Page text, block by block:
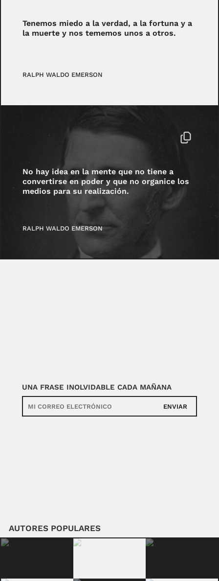
Tenemos miedo a la verdad, a la fortuna y a
la muerte y nos tememos unos a otros.
RALPH WALDO EMERSON
No hay idea en la mente que no tiene a
convertirse en poder y que no organice los
medios para su realización.
RALPH WALDO EMERSON
UNA FRASE INOLVIDABLE CADA MAÑANA
ENVIAR
AUTORES POPULARES